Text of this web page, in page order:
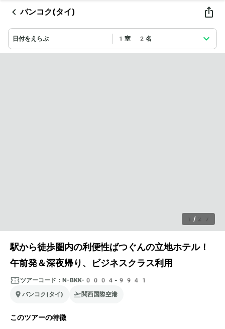
バンコク(タイ)
日付をえらぶ 1室 2名
1 / 27
駅から徒歩圏内の利便性ばつぐんの立地ホテル！
午前発＆深夜帰り、ビジネスクラス利用
ツアーコード： N-BKK-0004-9941
バンコク(タイ)
関西国際空港
このツアーの特徴